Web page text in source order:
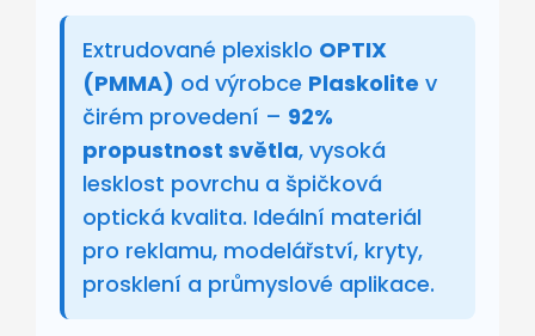
Extrudované plexisklo OPTIX
(PMMA) od výrobce Plaskolite v
čirém provedení – 92%
propustnost světla, vysoká
lesklost povrchu a špičková
optická kvalita. Ideální materiál
pro reklamu, modelářství, kryty,
prosklení a průmyslové aplikace.